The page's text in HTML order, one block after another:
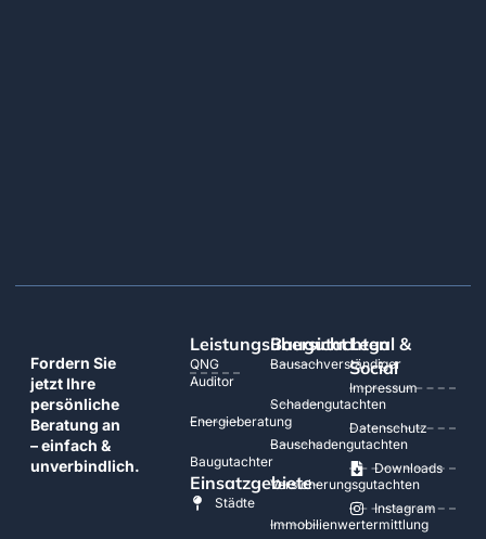
Fordern Sie
jetzt Ihre
persönliche
Beratung an
– einfach &
unverbindlich.
Leistungsübersicht
QNG
Auditor
Energieberatung
Baugutachter
Einsatzgebiete
Städte
Baugutachten
Bausachverständiger
Schadengutachten
Bauschadengutachten
Versicherungsgutachten
Immobilienwertermittlung
Legal &
Social
Impressum
Datenschutz
Downloads
Instagram